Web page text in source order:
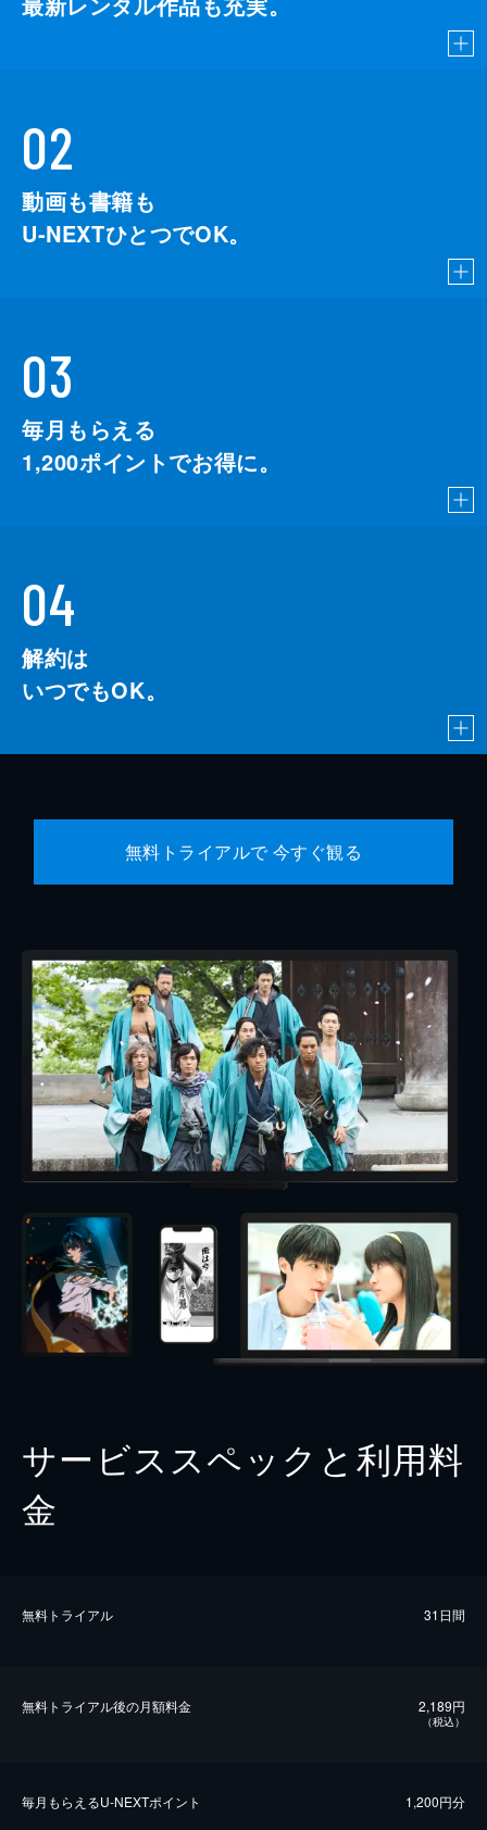
02
動画も書籍も
U-NEXTひとつでOK。
03
毎月もらえる
1,200ポイントでお得に。
04
解約は
いつでもOK。
無料トライアルで 今すぐ観る
サービススペックと利用料
金
無料トライアル 31日間
無料トライアル後の⽉額料金 2,189円
（税込）
毎⽉もらえるU-NEXTポイント 1,200円分